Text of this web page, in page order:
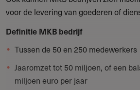
voor de levering van goederen of
Definitie MKB bedrijf
Tussen de 50 en 250 medewerkers
Jaaromzet tot 50 miljoen, of een
miljoen euro per jaar